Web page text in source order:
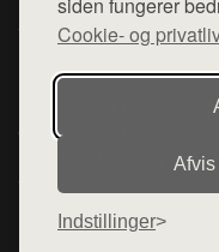
Cookie- og
Afvis
Indstillinger
Denne side er en del af
hjemmesider med
diverse webshops. Der
henviser til de shops,
varerne på lager.
© 2026